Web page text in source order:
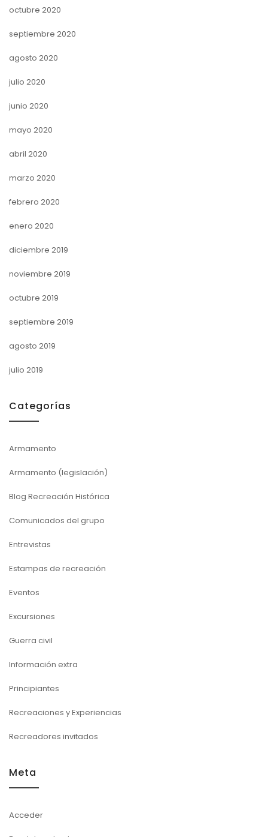
octubre 2020
septiembre 2020
agosto 2020
julio 2020
junio 2020
mayo 2020
abril 2020
marzo 2020
febrero 2020
enero 2020
diciembre 2019
noviembre 2019
octubre 2019
septiembre 2019
agosto 2019
julio 2019
Categorías
Armamento
Armamento (legislación)
Blog Recreación Histórica
Comunicados del grupo
Entrevistas
Estampas de recreación
Eventos
Excursiones
Guerra civil
Información extra
Principiantes
Recreaciones y Experiencias
Recreadores invitados
Meta
Acceder